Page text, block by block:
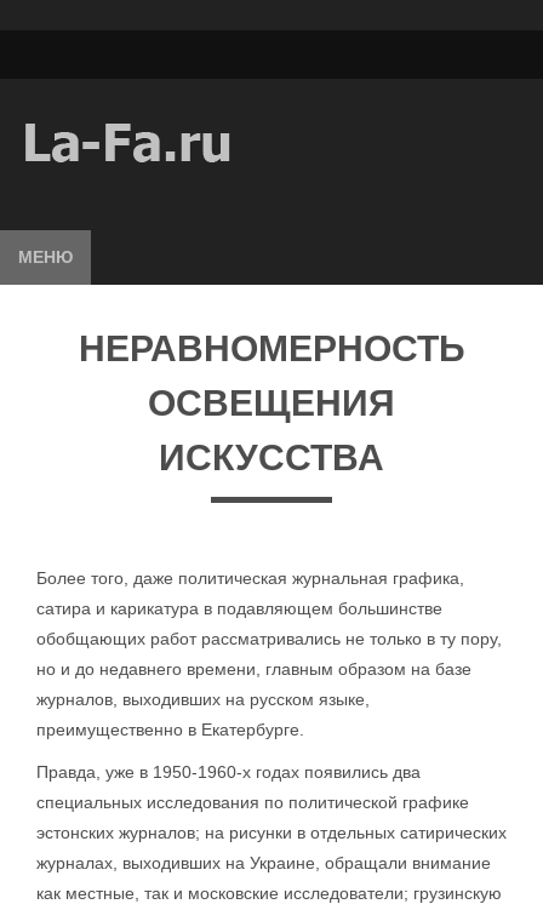
МЕНЮ
НЕРАВНОМЕРНОСТЬ
ОСВЕЩЕНИЯ
ИСКУССТВА
Более того, даже политическая журнальная графика,
сатира и карикатура в подавляющем большинстве
обобщающих работ рассматривались не только в ту пору,
но и до недавнего времени, главным образом на базе
журналов, выходивших на русском языке,
преимущественно в Екатербурге.
Правда, уже в 1950-1960-х годах появились два
специальных исследования по политической графике
эстонских журналов; на рисунки в отдельных сатирических
журналах, выходивших на Украине, обращали внимание
как местные, так и московские исследователи; грузинскую